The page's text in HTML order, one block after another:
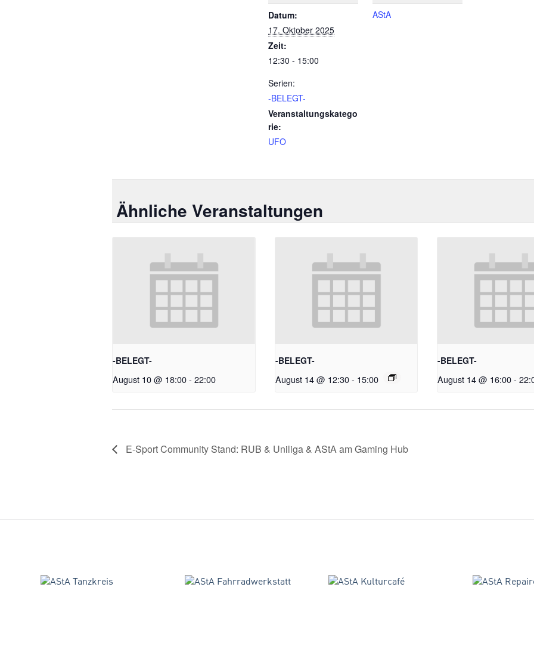
Datum:
17. Oktober 2025
Zeit:
12:30 - 15:00
Serien:
-BELEGT-
Veranstaltungskatego
rie:
UFO
AStA
Ähnliche Veranstaltungen
-BELEGT-
August 10 @ 18:00 - 22:00
-BELEGT-
August 14 @ 12:30 - 15:00
-BELEGT-
August 14 @ 16:00 -
E-Sport Community Stand: RUB & Uniliga & AStA am Gaming Hub